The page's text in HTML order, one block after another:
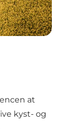
at
kyst- og